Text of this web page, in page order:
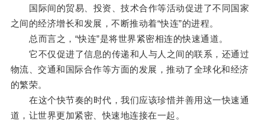
国际间的贸易、投资、技术合作等活动促进了不同国家
之间的经济增长和发展，不断推动着“快连”的进程。
总而言之，“快连”是将世界紧密相连的快速通道。
它不仅促进了信息的传递和人与人之间的联系，还通过
物流、交通和国际合作等方面的发展，推动了全球化和经济
的繁荣。
在这个快节奏的时代，我们应该珍惜并善用这一快速通
道，让世界更加紧密、快速地连接在一起。